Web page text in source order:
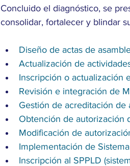
Concluido el diagnóstico, se
consolidar, fortalecer y blindar
Diseño de actas de
Actualización de
Inscripción o actualización
Revisión e integración de
Gestión de acreditación de
Obtención de autorización
Modificación de
Implementación de
Inscripción al SPPLD